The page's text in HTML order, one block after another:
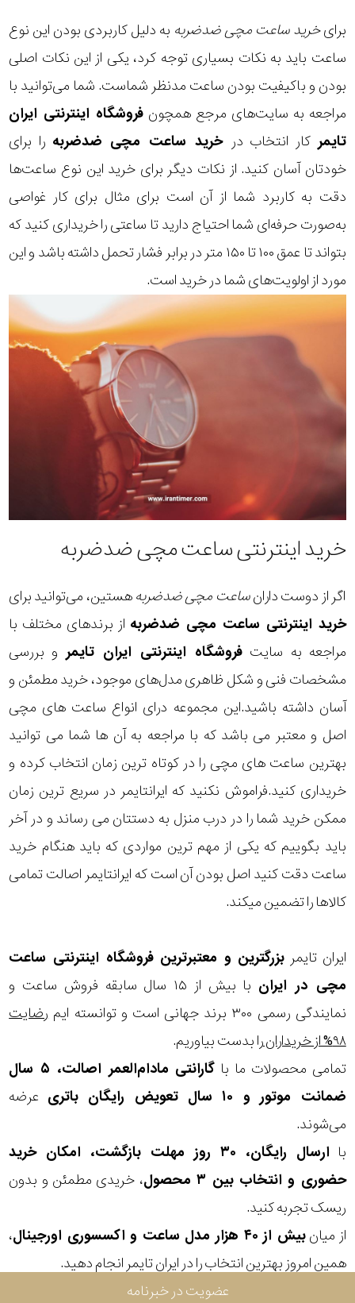
برایخرید ساعت مچی ضدضربه به دلیل کاربردی بودن این نوع
ساعت باید به نکات بسیاری توجه کرد، یکی از این نکات اصلی
بودن و باکیفیت بودن ساعت مدنظر شماست. شما می‌توانید با
مراجعه به سایت‌های مرجع همچون فروشگاه اینترنتی ایران
تایمر کار انتخاب در خرید ساعت مچی ضدضربه را برای
خودتان آسان کنید. از نکات دیگر برای خرید این نوع ساعت‌ها
دقت به کاربرد شما از آن است برای مثال برای کار غواصی
به‌صورت حرفه‌ای شما احتیاج دارید تا ساعتی را خریداری کنید که
بتواند تا عمق ۱۰۰ تا ۱۵۰ متر در برابر فشار تحمل داشته باشد و این
مورد از اولویت‌های شما در خرید است.
خرید اینترنتی ساعت مچی ضدضربه
اگر از دوست دارانساعت مچی ضدضربههستین، می‌توانید برای
خرید اینترنتی ساعت مچی ضدضربه از برندهای مختلف با
مراجعه به سایت فروشگاه اینترنتی ایران تایمر و بررسی
مشخصات فنی و شکل ظاهری مدل‌های موجود، خرید مطمئن و
آسان داشته باشید.این مجموعه درای انواع ساعت های مچی
اصل و معتبر می باشد که با مراجعه به آن ها شما می توانید
بهترین ساعت های مچی را در کوتاه ترین زمان انتخاب کرده و
خریداری کنید.فراموش نکنید که ایرانتایمر در سریع ترین زمان
ممکن خرید شما را در درب منزل به دستتان می رساند و در آخر
باید بگوییم که یکی از مهم ترین مواردی که باید هنگام خرید
ساعت دقت کنید اصل بودن آن است که ایرانتایمر اصالت تمامی
کالاها را تضمین میکند.
ایران تایمر بزرگترین و معتبرترین فروشگاه اینترنتی ساعت
مچی در ایران
با بیش از ۱۵ سال سابقه فروش ساعت و
نمایندگی رسمی ۳۰۰ برند جهانی است و توانسته ایم
رضایت
۹۸% از خریداران
را بدست بیاوریم.
تمامی محصولات ما با
گارانتی مادام‌العمر اصالت، ۵ سال
ضمانت موتور و ۱۰ سال تعویض رایگان باتری
عرضه
می‌شوند.
با
ارسال رایگان، ۳۰ روز مهلت بازگشت، امکان خرید
حضوری و انتخاب بین ۳ محصول
، خریدی مطمئن و بدون
ریسک تجربه کنید.
از میانبیش از ۴۰ هزار مدل ساعت و اکسسوری اورجینال
،
همین امروز بهترین انتخاب را در ایران تایمر انجام دهید.
عضویت در خبرنامه